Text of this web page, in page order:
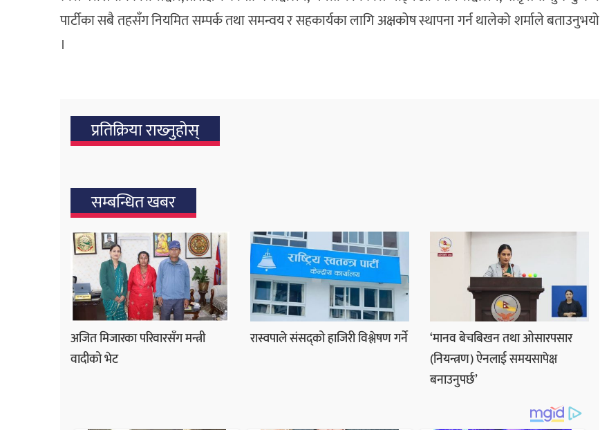
पार्टीका सबै तहसँग नियमित सम्पर्क तथा समन्वय र सहकार्यका लागि अक्षकोष स्थापना गर्न थालेको शर्माले बताउनुभयो
।
प्रतिक्रिया राख्‍नुहोस्
सम्बन्धित खबर
अजित मिजारका परिवारसँग मन्त्री
वादीको भेट
रास्वपाले संसद्को हाजिरी विश्लेषण गर्ने
‘मानव बेचबिखन तथा ओसारपसार
(नियन्त्रण) ऐनलाई समयसापेक्ष
बनाउनुपर्छ’